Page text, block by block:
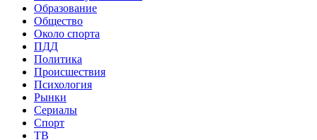
Образование
Общество
Около спорта
ПДД
Политика
Происшествия
Психология
Рынки
Сериалы
Спорт
ТВ